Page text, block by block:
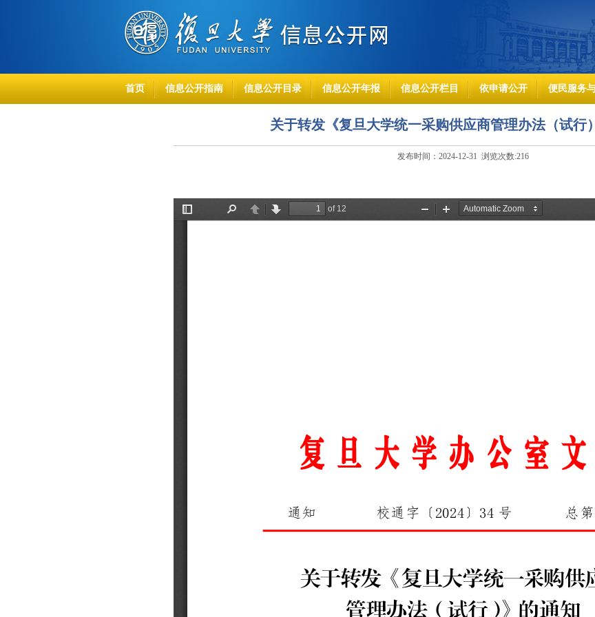
首页 信息公开指南 信息公开目录 信息公开年报 信息公开栏目 依申请公开 便民服务
关于转发《复旦大学统一采购供应商管理办法（试行
发布时间：2024-12-31 浏览次数:216